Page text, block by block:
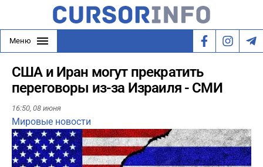
Меню
США и Иран могут прекратить
переговоры из-за Израиля - СМИ
16:50, 08 июня
Мировые новости